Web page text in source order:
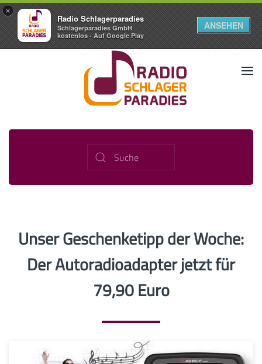
×
Radio Schlagerparadies
Schlagerparadies GmbH
kostenlos - Auf Google Play
ANSEHEN
Unser Geschenketipp der Woche:
Der Autoradioadapter jetzt für
79,90 Euro